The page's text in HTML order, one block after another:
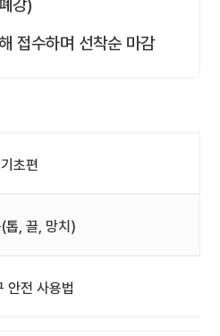
강)
접수하며 선착순 마감
기초편
톱, 끌, 망치)
안전 사용법